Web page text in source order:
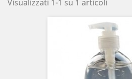
Visualizzati 1-1 su 1 articoli